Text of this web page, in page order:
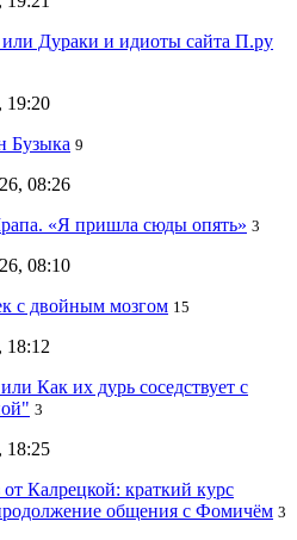
Дураки и идиоты сайта П.ру
19:20
Бузыка 9
08:26
«Я пришла сюды опять» 3
08:10
с двойным мозгом 15
18:12
Как их дурь соседствует с
3
18:25
Калрецкой: краткий курс
общения с Фомичём 3